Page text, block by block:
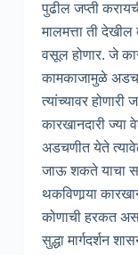
पुढील जप्ती
मालमत्ता ती
वसूल होणार. जे
कामकाजामुळे
त्यांच्यावर
कारखानदारी ज्या
अडचणीत येते
जाऊ शकते याचा
थकविणार्‍या
कोणाची हरकत
सुद्धा मार्गदर्शन